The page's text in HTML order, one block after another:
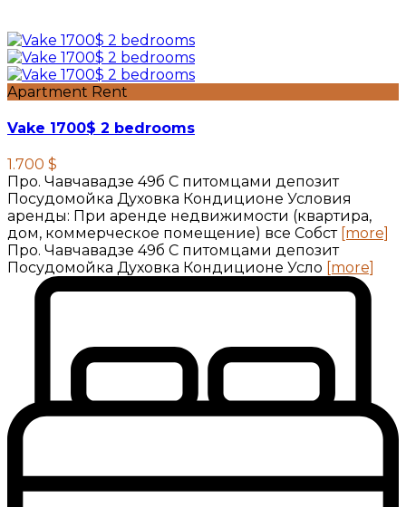
Apartment Rent
Vake 1700$ 2 bedrooms
1.700 $
Про. Чавчавадзе 49б С питомцами депозит
Посудомойка Духовка Кондиционе Условия
аренды: При аренде недвижимости (квартира,
дом, коммерческое помещение) все Собст [more]
Про. Чавчавадзе 49б С питомцами депозит
Посудомойка Духовка Кондиционе Усло [more]